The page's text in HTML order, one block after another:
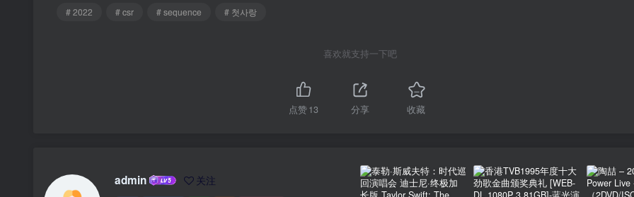
# 2022
# csr # sequence # 첫사랑
喜欢就支持一下吧
点赞13 分享 收藏
admin 关注